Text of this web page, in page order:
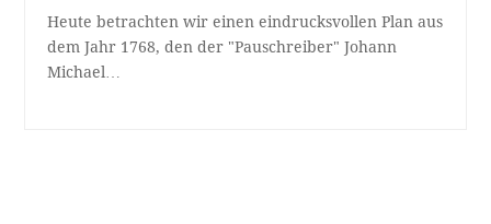
Heute betrachten wir einen eindrucksvollen Plan aus
dem Jahr 1768, den der "Pauschreiber" Johann
Michael…